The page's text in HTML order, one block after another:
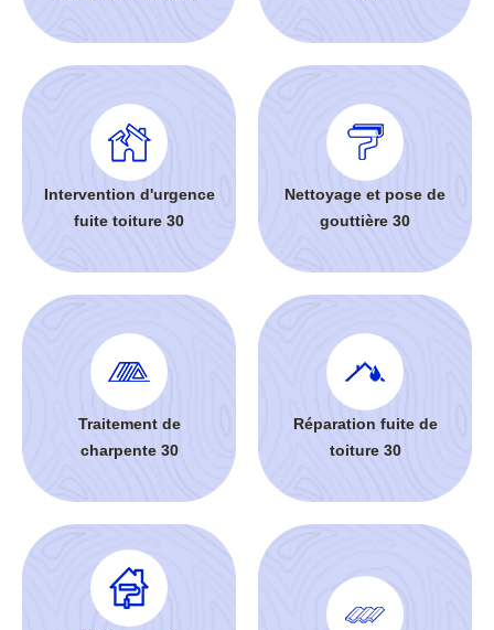
Intervention d'urgence
fuite toiture 30
Nettoyage et pose de
gouttière 30
Traitement de
charpente 30
Réparation fuite de
toiture 30